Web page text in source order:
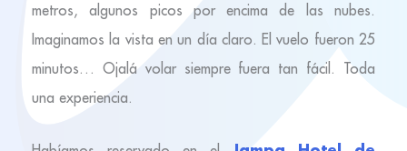
metros, algunos picos por encima de las nubes.
Imaginamos la vista en un día claro. El vuelo fueron 25
minutos… Ojalá volar siempre fuera tan fácil. Toda
una experiencia.